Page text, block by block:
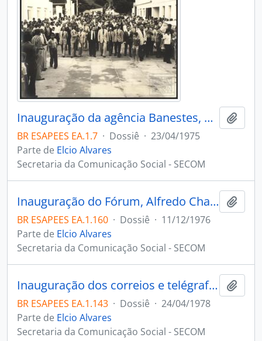
Inauguração da agência Banestes, Alfredo Chaves.
BR ESAPEES EA.1.7 · Dossiê · 23/04/1975
Parte de Elcio Alvares
Secretaria da Comunicação Social - SECOM
Inauguração do Fórum, Alfredo Chaves ES
BR ESAPEES EA.1.160 · Dossiê · 11/12/1976
Parte de Elcio Alvares
Secretaria da Comunicação Social - SECOM
Inauguração dos correios e telégrafos, Alfredo Chaves ES
BR ESAPEES EA.1.143 · Dossiê · 24/04/1978
Parte de Elcio Alvares
Secretaria da Comunicação Social - SECOM